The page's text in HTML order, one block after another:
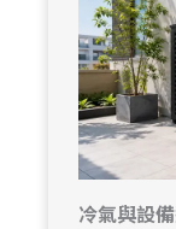
冷氣與設